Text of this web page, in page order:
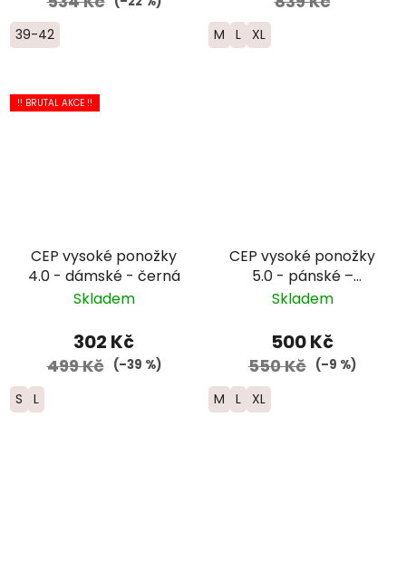
39-42 M L XL
!! BRUTAL AKCE !!
CEP vysoké ponožky
4.0 - dámské - černá
Skladem
302 Kč
499 Kč (–39 %)
S L
CEP vysoké ponožky
5.0 - pánské –
zelená/černá
Skladem
500 Kč
550 Kč (–9 %)
M L XL